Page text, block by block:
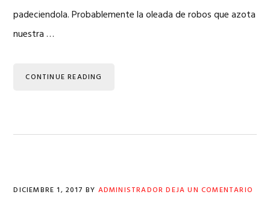
padeciendola. Probablemente la oleada de robos que azota
nuestra …
CONTINUE READING
DICIEMBRE 1, 2017 BY ADMINISTRADOR DEJA UN COMENTARIO